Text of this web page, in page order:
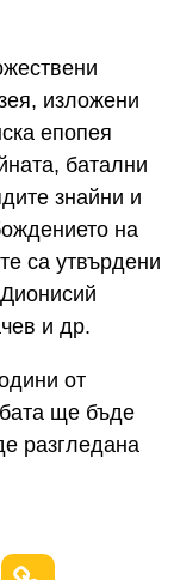
изложени
епопея
батални
знайни и
на
са утвърдени
и др.
от
ще бъде
разгледана